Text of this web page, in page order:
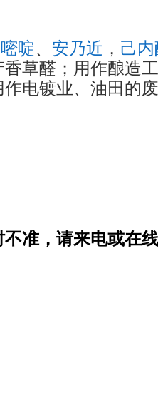
啶、 安乃近 ， 己
草醛；用作酿造
电镀业、油田的
准，请来电或在